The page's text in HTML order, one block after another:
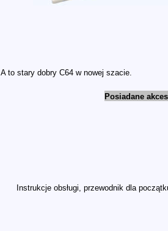
A to stary dobry C64 w nowej szacie.
Posiadane
Instrukcje obsługi, przewodnik dla